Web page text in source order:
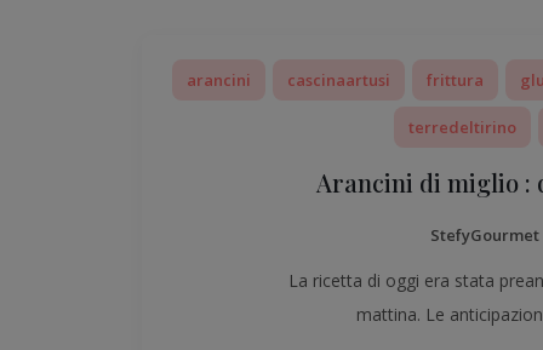
arancini cascinaartusi frittura
terredeltirino
Arancini di miglio :
StefyGourmet
La ricetta di oggi era stata
mattina. Le